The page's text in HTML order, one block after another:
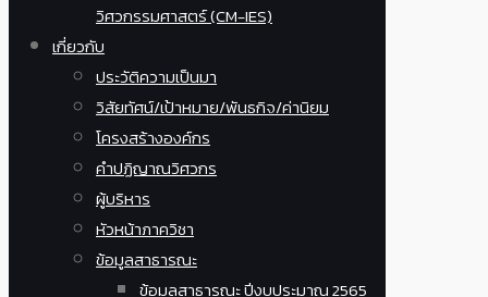
วิศวกรรมศาสตร์ (CM-IES)
เกี่ยวกับ
ประวัติความเป็นมา
วิสัยทัศน์/เป้าหมาย/พันธกิจ/ค่านิยม
โครงสร้างองค์กร
คำปฏิญาณวิศวกร
ผู้บริหาร
หัวหน้าภาควิชา
ข้อมูลสาธารณะ
ข้อมูลสาธารณะ ปีงบประมาณ 2565